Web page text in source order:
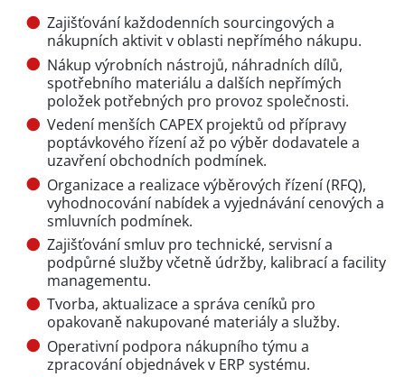
Zajišťování každodenních sourcingových a
nákupních aktivit v oblasti nepřímého nákupu.
Nákup výrobních nástrojů, náhradních dílů,
spotřebního materiálu a dalších nepřímých
položek potřebných pro provoz společnosti.
Vedení menších CAPEX projektů od přípravy
poptávkového řízení až po výběr dodavatele a
uzavření obchodních podmínek.
Organizace a realizace výběrových řízení (RFQ),
vyhodnocování nabídek a vyjednávání cenových a
smluvních podmínek.
Zajišťování smluv pro technické, servisní a
podpůrné služby včetně údržby, kalibrací a facility
managementu.
Tvorba, aktualizace a správa ceníků pro
opakovaně nakupované materiály a služby.
Operativní podpora nákupního týmu a
zpracování objednávek v ERP systému.